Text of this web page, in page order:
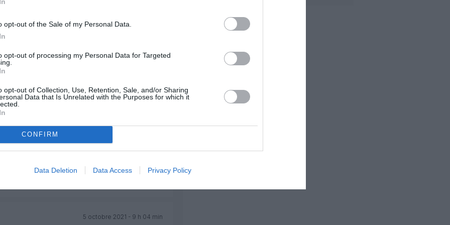
opt-out of the Sale of my Personal Data.
opt-out of processing my Personal Data for Targeted
opt-out of Collection, Use, Retention, Sale, and/or Sharing
Data that Is Unrelated with the Purposes for which it
CONFIRM
Data Deletion Data Access Privacy Policy
FacebookTwitterPinterestLinkedInEmail
4 octobre 2021 - 17 h 14 min
frais des non vaccinés bien sur , il
opère sur Maurice cet hiver 5 vols
depuis Lyon et Marseille
5 octobre 2021 - 9 h 04 min